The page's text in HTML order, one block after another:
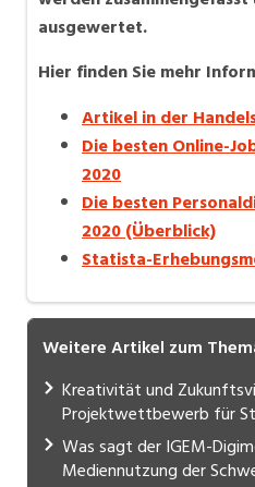
ausgewertet.
Hier finden Sie mehr
Artikel in der
Die besten Online-
2020
Die besten
2020 (Überblick)
Statista-
Weitere Artikel zum
Kreativität und
Projektwettbewerb für
Was sagt der IGEM-
Mediennutzung der